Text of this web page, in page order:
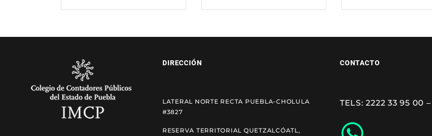
DIRECCIÓN
LATERAL NORTE RECTA PUEBLA-CHOLULA
#3827
RESERVA TERRITORIAL QUETZALCÓATL,
CONTACTO
TELS: 2222 33 95 00